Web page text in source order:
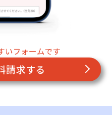
いフォームです
請求する